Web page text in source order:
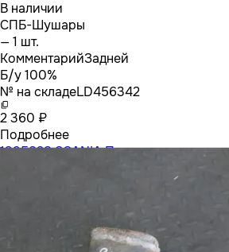
В наличии
СПБ-Шушары
— 1 шт.
КомментарийЗадней
Б/у 100%
№ на складеLD456342
2 360 ₽
Подробнее
1395828 SCANIA Проставка рессоры